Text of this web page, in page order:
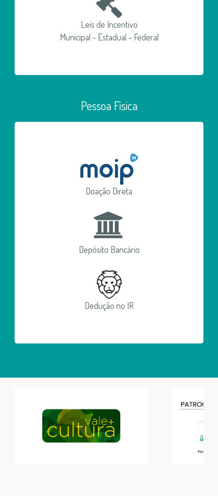
Leis de Incentivo
Municipal - Estadual - Federal
Pessoa Física
Doação Direta
Depósito Bancário
Dedução no IR